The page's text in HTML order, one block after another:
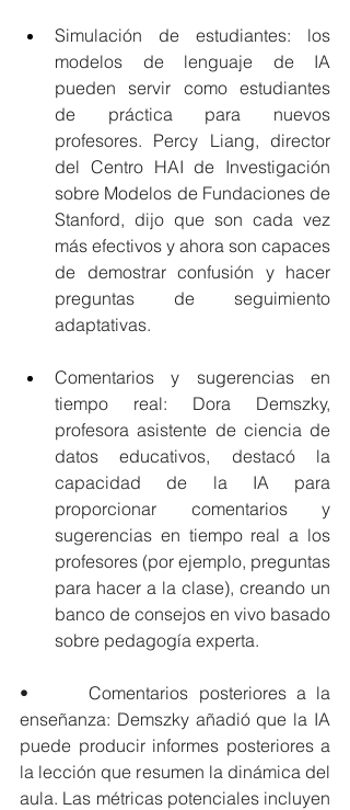
Simulación de estudiantes: los
modelos de lenguaje de IA
pueden servir como estudiantes
de práctica para nuevos
profesores. Percy Liang, director
del Centro HAI de Investigación
sobre Modelos de Fundaciones de
Stanford, dijo que son cada vez
más efectivos y ahora son capaces
de demostrar confusión y hacer
preguntas de seguimiento
adaptativas.
Comentarios y sugerencias en
tiempo real: Dora Demszky,
profesora asistente de ciencia de
datos educativos, destacó la
capacidad de la IA para
proporcionar comentarios y
sugerencias en tiempo real a los
profesores (por ejemplo, preguntas
para hacer a la clase), creando un
banco de consejos en vivo basado
sobre pedagogía experta.
•      Comentarios posteriores a la
enseñanza: Demszky añadió que la IA
puede producir informes posteriores a
la lección que resumen la dinámica del
aula. Las métricas potenciales incluyen